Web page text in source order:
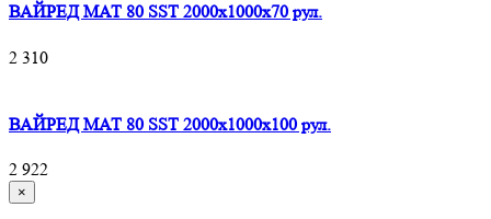
ВАЙРЕД МАТ 80 SST 2000x1000x70 рул.
2 310
ВАЙРЕД МАТ 80 SST 2000x1000x100 рул.
2 922
×